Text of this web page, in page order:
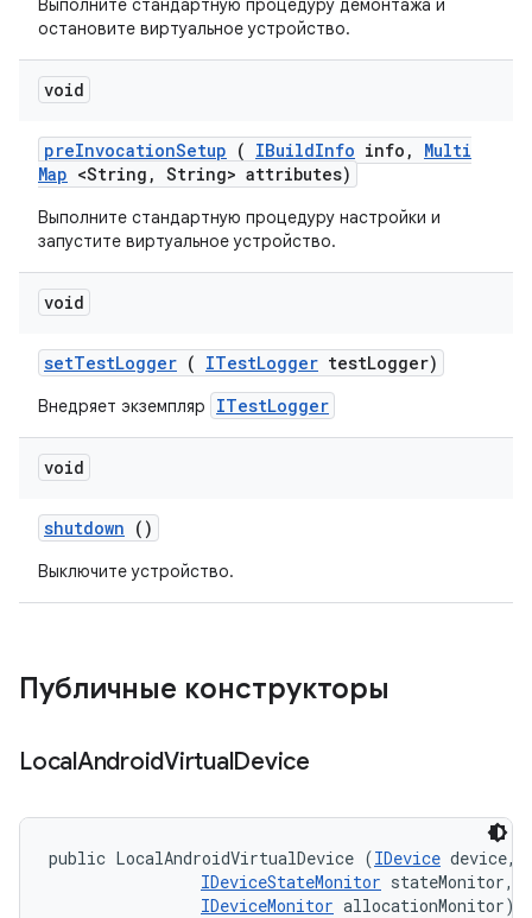
Выполните стандартную процедуру демонтажа и
остановите виртуальное устройство.
void
preInvocationSetup ( IBuildInfo info ,
Multi
Map <String , String> attributes)
Выполните стандартную процедуру настройки и
запустите виртуальное устройство.
void
setTestLogger ( ITestLogger testLogger)
Внедряет экземпляр ITestLogger
void
shutdown ()
Выключите устройство.
Публичные конструкторы
LocalAndroidVirtualDevice
public LocalAndroidVirtualDevice (IDevice device,
IDeviceStateMonitor stateMonitor,
IDeviceMonitor allocationMonitor)